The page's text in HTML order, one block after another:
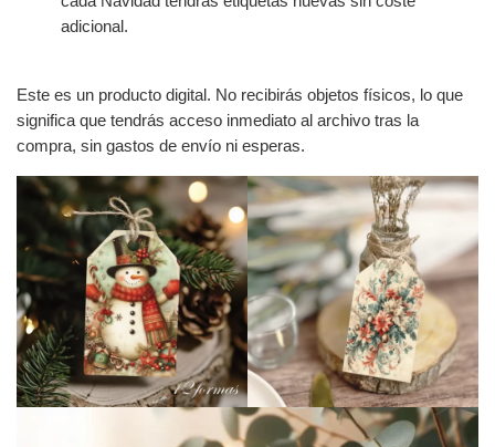
adicional.
Este es un producto digital. No recibirás objetos físicos, lo que
significa que tendrás acceso inmediato al archivo tras la
compra, sin gastos de envío ni esperas.